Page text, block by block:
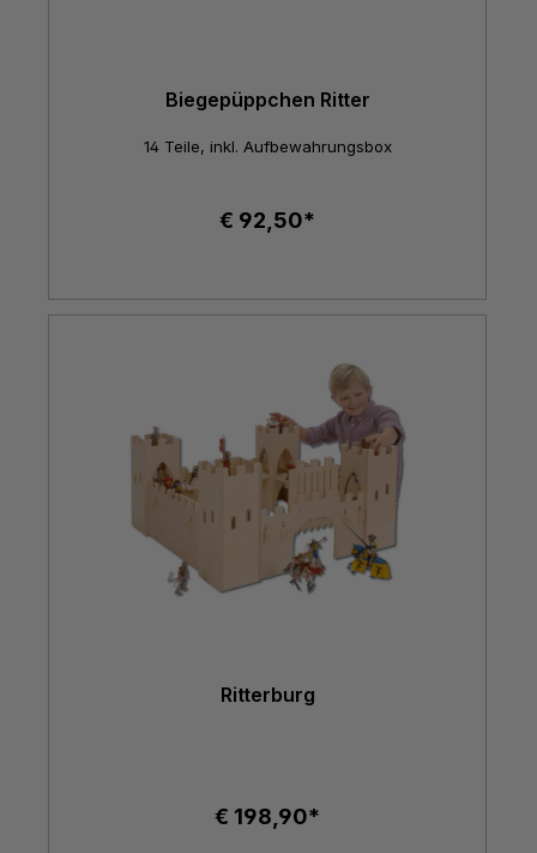
Biegepüppchen Ritter
14 Teile, inkl. Aufbewahrungsbox
€ 92,50*
Ritterburg
€ 198,90*